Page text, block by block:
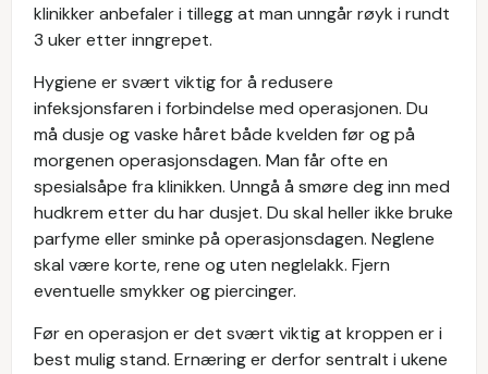
klinikker anbefaler i tillegg at man unngår røyk i rundt
3 uker etter inngrepet.
Hygiene er svært viktig for å redusere
infeksjonsfaren i forbindelse med operasjonen. Du
må dusje og vaske håret både kvelden før og på
morgenen operasjonsdagen. Man får ofte en
spesialsåpe fra klinikken. Unngå å smøre deg inn med
hudkrem etter du har dusjet. Du skal heller ikke bruke
parfyme eller sminke på operasjonsdagen. Neglene
skal være korte, rene og uten neglelakk. Fjern
eventuelle smykker og piercinger.
Før en operasjon er det svært viktig at kroppen er i
best mulig stand. Ernæring er derfor sentralt i ukene